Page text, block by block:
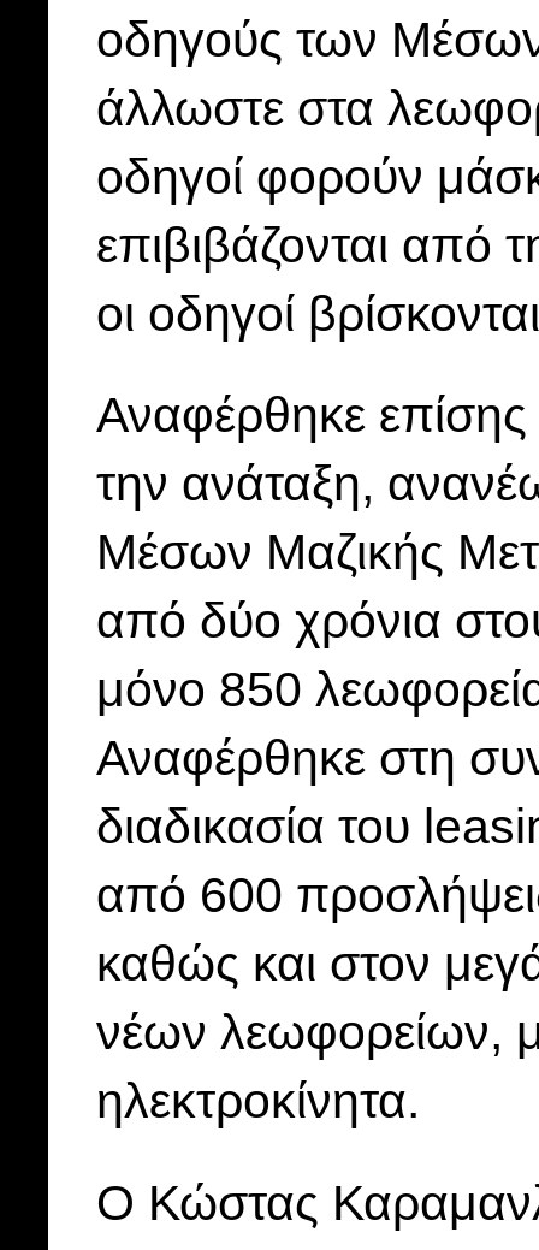
οδηγούς των
άλλωστε στα
οδηγοί φορούν
επιβιβάζονται από
οι οδηγοί
Αναφέρθηκε επίσης
την ανάταξη,
Μέσων Μαζικής
από δύο χρόνια
μόνο 850
Αναφέρθηκε στη
διαδικασία του
από 600
καθώς και στον
νέων λεωφορείων,
ηλεκτροκίνητα.
Ο Κώστας